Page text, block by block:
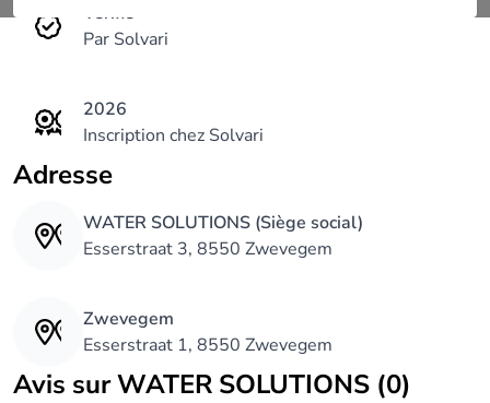
Vérifié
Par Solvari
2026
Inscription chez Solvari
Adresse
WATER SOLUTIONS (Siège social)
Esserstraat 3, 8550 Zwevegem
Zwevegem
Esserstraat 1, 8550 Zwevegem
Avis sur WATER SOLUTIONS (0)